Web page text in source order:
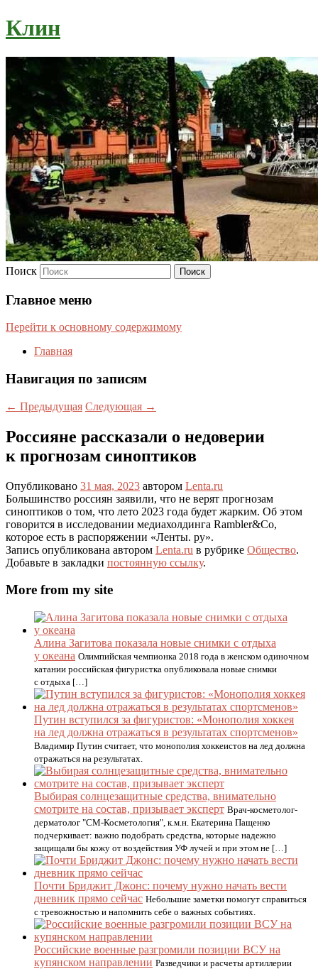
Клин
Поиск
Главное меню
Перейти к основному содержимому
Главная
Навигация по записям
← Предыдущая Следующая →
Россияне рассказали о недоверии
к прогнозам синоптиков
Опубликовано 31 мая, 2023 автором Lenta.ru
Большинство россиян заявили, что не верят прогнозам
синоптиков о том, что лето 2023 года будет жарким. Об этом
говорится в исследовании медиахолдинга Rambler&Co,
которое есть в распоряжении «Ленты. ру».
Запись опубликована автором Lenta.ru в рубрике Общество.
Добавьте в закладки постоянную ссылку.
More from my site
Алина Загитова показала новые снимки с отдыха
у океана Олимпийская чемпионка 2018 года в женском одиночном
катании российская фигуристка опубликовала новые снимки
с отдыха […]
Путин вступился за фигуристов: «Монополия хоккея
на лед должна отражаться в результатах спортсменов»
Владимир Путин считает, что монополия хоккеистов на лед должна
отражаться на результатах.
Выбирая солнцезащитные средства, внимательно
смотрите на состав, призывает эксперт Врач-косметолог-
дерматолог "СМ-Косметология", к.м.н. Екатерина Пащенко
подчеркивает: важно подобрать средства, которые надежно
защищали бы кожу от воздействия УФ лучей и при этом не […]
Почти Бриджит Джонс: почему нужно начать вести
дневник прямо сейчас Небольшие заметки помогут справиться
с тревожностью и напомнить себе о важных событиях.
Российские военные разгромили позиции ВСУ на
купянском направлении Разведчики и расчеты артиллерии